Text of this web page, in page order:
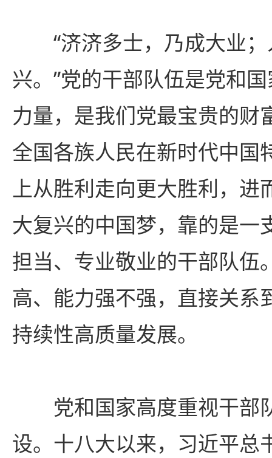
“济济多士，乃成大业
兴。”党的干部队伍是党和
力量，是我们党最宝贵的财
全国各族人民在新时代中国
上从胜利走向更大胜利，进
大复兴的中国梦，靠的是一
担当、专业敬业的干部队伍
高、能力强不强，直接关系
持续性高质量发展。
党和国家高度重视干部
设。十八大以来，习近平总